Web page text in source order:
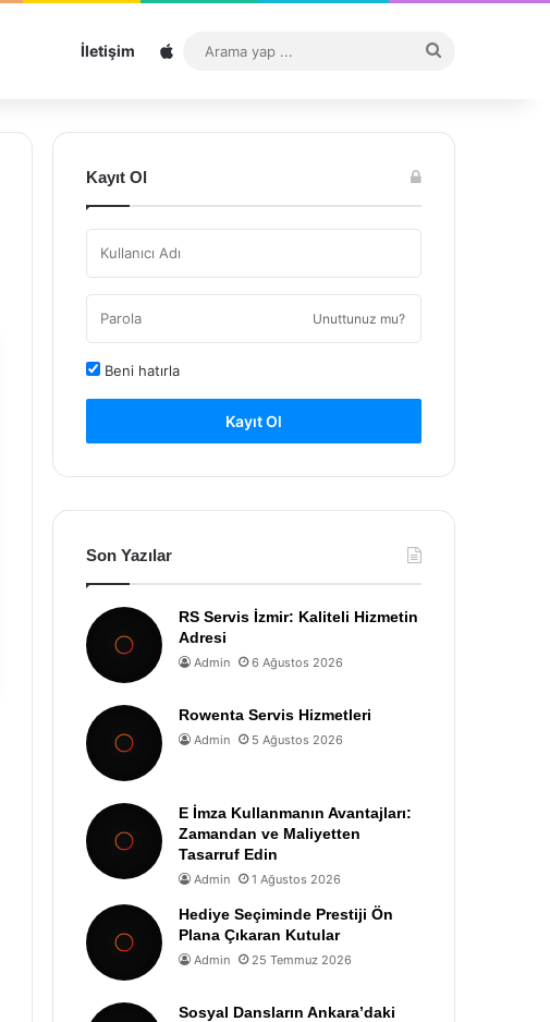
İletişim Sitemap
...
Kayıt Ol
Unuttunuz mu?
Beni hatırla
Kayıt Ol
Son Yazılar
RS Servis İzmir: Kaliteli Hizmetin
Adresi
Admin 6 Ağustos 2026
Rowenta Servis Hizmetleri
Admin 5 Ağustos 2026
E İmza Kullanmanın Avantajları:
Zamandan ve Maliyetten
Tasarruf Edin
Admin 1 Ağustos 2026
Hediye Seçiminde Prestiji Ön
Plana Çıkaran Kutular
Admin 25 Temmuz 2026
Sosyal Dansların Ankara’daki